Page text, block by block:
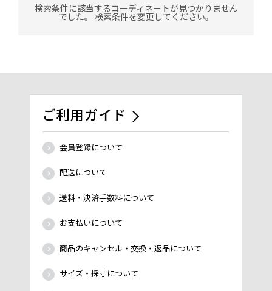
検索条件に該当するコーディネートが見つかりません
でした。 検索条件を変更してください。
ご利用ガイド
会員登録について
配送について
送料・決済手数料について
お支払いについて
商品のキャンセル・交換・返品について
サイズ・採寸について